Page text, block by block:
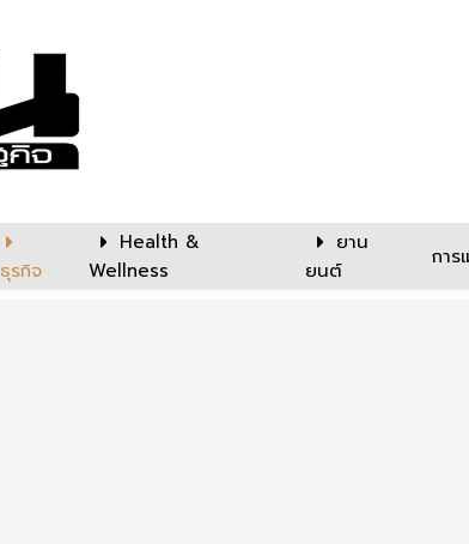
ธุรกิจ
Health &
Wellness
ยาน
ยนต์
การ